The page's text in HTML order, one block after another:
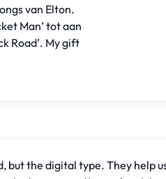
van Elton.
Man’ tot aan
Road’. My gift
but the digital type. They help